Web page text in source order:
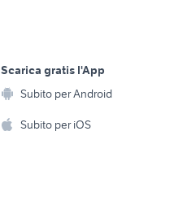
Biciclette
Scarica gratis l'App
Subito per Android
Subito per iOS